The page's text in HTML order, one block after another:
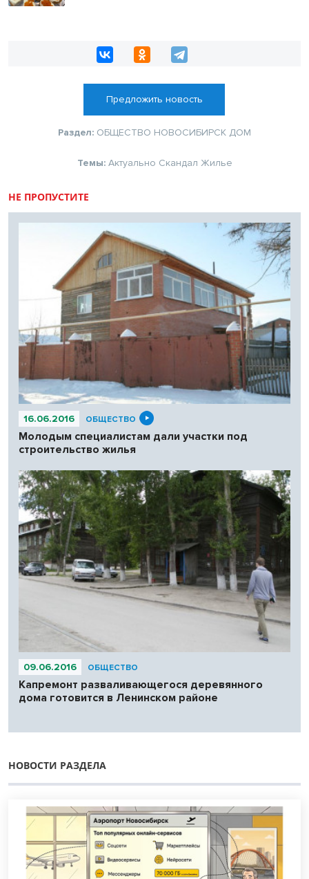
Предложить новость
Раздел: ОБЩЕСТВО НОВОСИБИРСК ДОМ
Темы: Актуально Скандал Жилье
НЕ ПРОПУСТИТЕ
16.06.2016 ОБЩЕСТВО
Молодым специалистам дали участки под
строительство жилья
09.06.2016 ОБЩЕСТВО
Капремонт разваливающегося деревянного
дома готовится в Ленинском районе
НОВОСТИ РАЗДЕЛА